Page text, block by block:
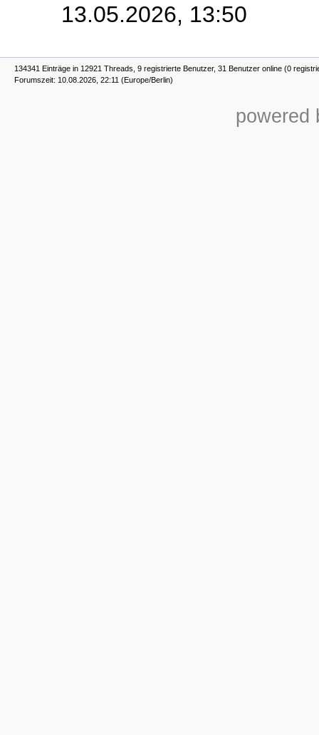
13.05.2026, 13:50
134341 Einträge in 12921 Threads, 9 registrierte Benutzer, 31 Benutzer online (0
Forumszeit: 10.08.2026, 22:11 (Europe/Berlin)
powered